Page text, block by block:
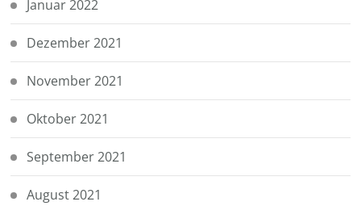
Januar 2022
Dezember 2021
November 2021
Oktober 2021
September 2021
August 2021